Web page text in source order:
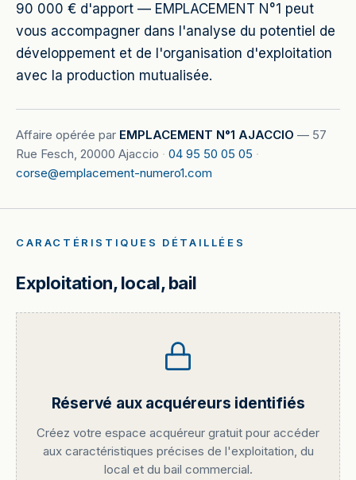
90 000 € d'apport — EMPLACEMENT N°1 peut
vous accompagner dans l'analyse du potentiel de
développement et de l'organisation d'exploitation
avec la production mutualisée.
Affaire opérée par EMPLACEMENT N°1 AJACCIO — 57
Rue Fesch, 20000 Ajaccio · 04 95 50 05 05 ·
corse@emplacement-numero1.com
CARACTÉRISTIQUES DÉTAILLÉES
Exploitation, local, bail
Réservé aux acquéreurs identifiés
Créez votre espace acquéreur gratuit pour accéder
aux caractéristiques précises de l'exploitation, du
local et du bail commercial.